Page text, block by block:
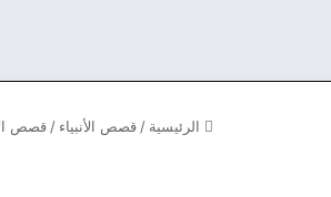
الرئيسية / قصص الأنبياء / قصص